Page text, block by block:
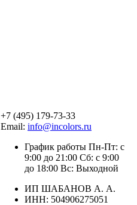
+7 (495) 179-73-33
Email: info@incolors.ru
График работы Пн-Пт: с
9:00 до 21:00 Сб: с 9:00
до 18:00 Вс: Выходной
ИП ШАБАНОВ А. А.
ИНН: 504906275051